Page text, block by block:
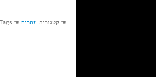
☚ קטגוריה: זמרים ☚ Tags: